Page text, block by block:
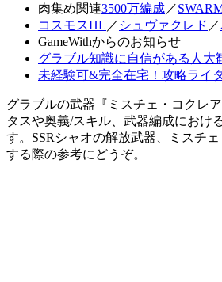
肉集め関連3500万編成／
コスモスHL ／ シュヴァクレド ／
GameWithからのお知らせ
グラブル知識に自信がある人大
未経験可&完全在宅！攻略ライ
グラブルの武器『ミスチェ・コクレ
タスや奥義/スキル、武器編成におけ
す。SSRシャオの解放武器、ミスチ
する際の参考にどうぞ。